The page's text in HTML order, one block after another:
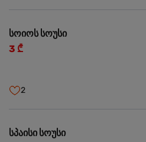
სოიოს სოუსი
3 ₾
2
სპაისი სოუსი